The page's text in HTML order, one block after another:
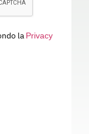
, EN ISO 11611:
la Privacy